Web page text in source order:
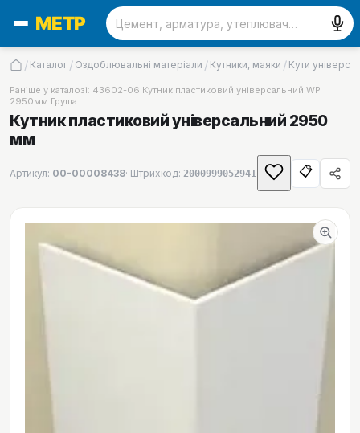
/ Каталог / Оздоблювальні матеріали / Кутники, маяки / Кути
Раніше у каталозі: 43602-06 Кутник пластиковий універсальний WP
2950мм Груша
Кутник пластиковий універсальний 2950
мм
Артикул: 00-00008438· Штрихкод: 2000999052941 📋